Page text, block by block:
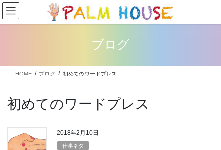
コ
ン
テ
ス
ナ
ビ
ゲ
ン
ブログ
HOME ブログ 初めてのワードプレス
初めてのワードプレス
2018年2月10日
仕事ネタ